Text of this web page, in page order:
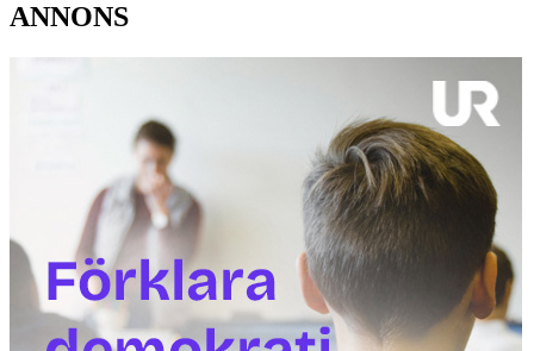
ANNONS